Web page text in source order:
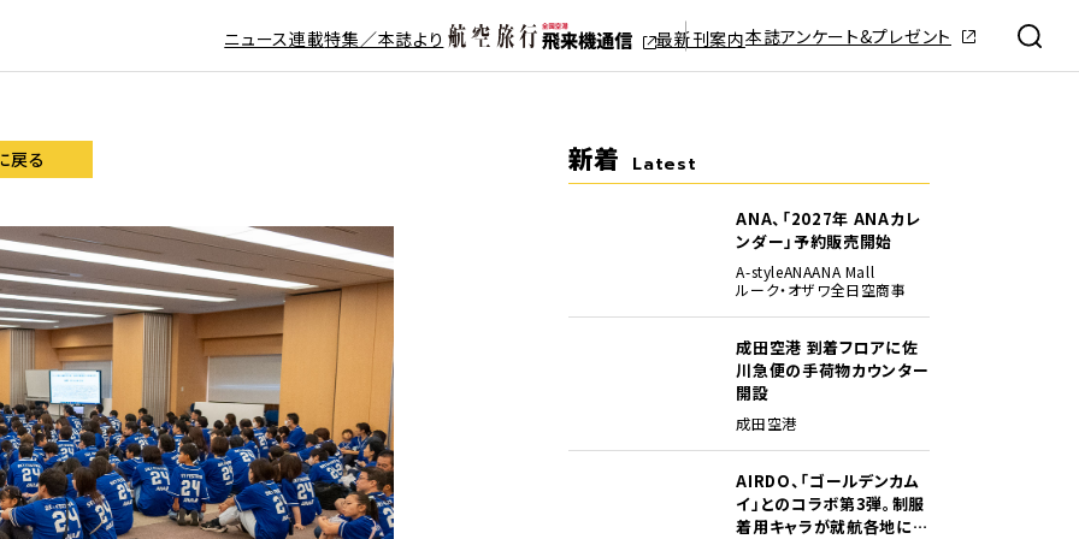
ニュース連載特集／本誌より 最新刊案内本誌アンケート&プレゼント
戻る 新着 Latest
ANA、「2027年 ANAカレ
ンダー」予約販売開始
A-styleANAANA Mall
ルーク・オザワ全日空商事
成田空港 到着フロアに佐
川急便の手荷物カウンター
開設
成田空港
AIRDO、「ゴールデンカム
イ」とのコラボ第3弾。制服
着用キャラが就航各地に登